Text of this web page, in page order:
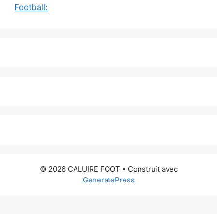
Football:
© 2026 CALUIRE FOOT • Construit avec
GeneratePress